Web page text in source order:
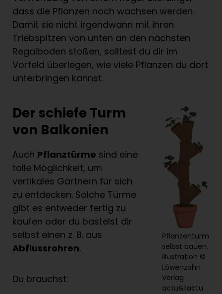
dass die Pflanzen noch wachsen werden.
Damit sie nicht irgendwann mit ihren
Triebspitzen von unten an den nächsten
Regalboden stoßen, solltest du dir im
Vorfeld überlegen, wie viele Pflanzen du dort
unterbringen kannst.
Der schiefe Turm
von Balkonien
Auch Pflanztürme sind eine
tolle Möglichkeit, um
vertikales Gärtnern für sich
zu entdecken. Solche Türme
gibt es entweder fertig zu
kaufen oder du bastelst dir
selbst einen z. B. aus
Abflussrohren.
Du brauchst:
Pflanzenturm
selbst bauen.
Illustration ©
Löwenzahn
Verlag
actu&tactu